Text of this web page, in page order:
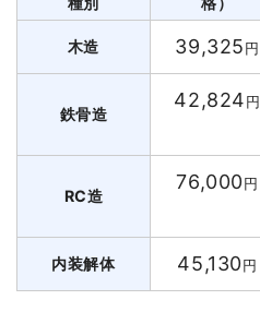
木造 39,325円
鉄骨造
42,824円
RC造
76,000円
内装解体 45,130円